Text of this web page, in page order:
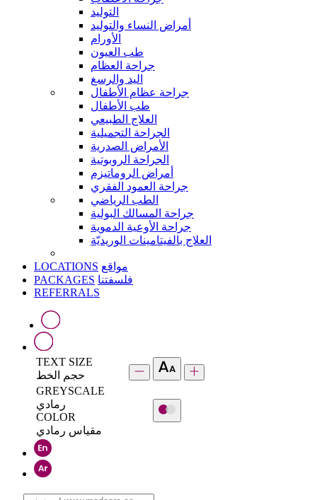
التوليد
أمراض النساء والتوليد
الأورام
طب العيون
جراحة العظام
اليد والرسغ
جراحة عظام الأطفال
طب الأطفال
العلاج الطبيعي
الجراحة التجميلية
الأمراض الصدرية
الجراحة الروبوتية
أمراض الروماتيزم
جراحة العمود الفقري
الطب الرياضي
جراحة المسالك البولية
جراحة الأوعية الدموية
العلاج بالفيتامينات الوريديّة
LOCATIONS مواقع
PACKAGES فلسفتنا
REFERRALS
TEXT SIZE
حجم الخط
GREYSCALE
رمادي
COLOR
مقياس رمادي